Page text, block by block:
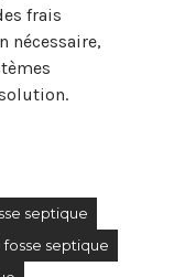
frais
nécessaire,
septique
septique